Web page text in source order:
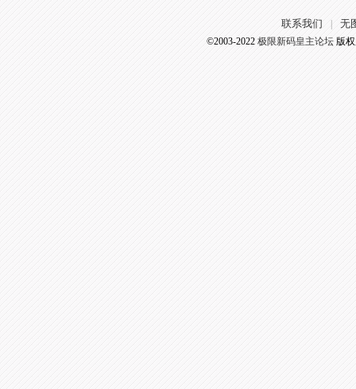
联系我们 无
©2003-2022 极限新码皇主论坛版权